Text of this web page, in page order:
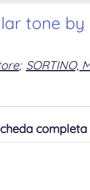
tone
; SORTINO,
completa